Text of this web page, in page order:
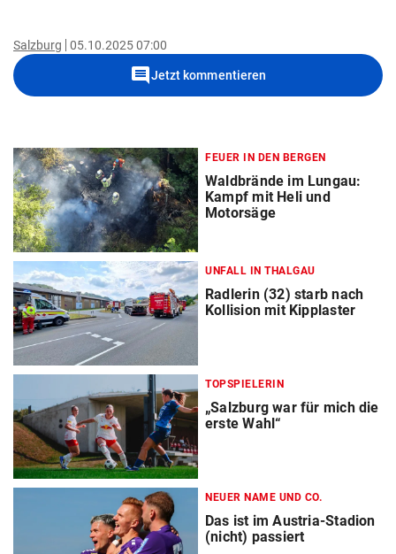
Salzburg 05.10.2025 07:00
commentJetzt kommentieren
FEUER IN DEN BERGEN
Waldbrände im Lungau:
Kampf mit Heli und
Motorsäge
UNFALL IN THALGAU
Radlerin (32) starb nach
Kollision mit Kipplaster
TOPSPIELERIN
„Salzburg war für mich die
erste Wahl“
NEUER NAME UND CO.
Das ist im Austria-Stadion
(nicht) passiert